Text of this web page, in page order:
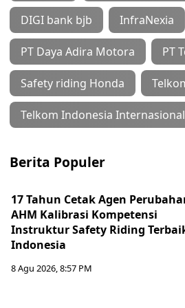
DIGI bank bjb InfraNexia
PT Daya Adira Motora PT
Safety riding Honda
Telkom Indonesia Internasional
Berita Populer
17 Tahun Cetak Agen
AHM Kalibrasi Kompetensi
Instruktur Safety Riding
Indonesia
8 Agu 2026, 8:57 PM